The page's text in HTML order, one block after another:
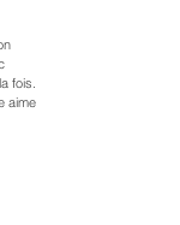
fois.
aime